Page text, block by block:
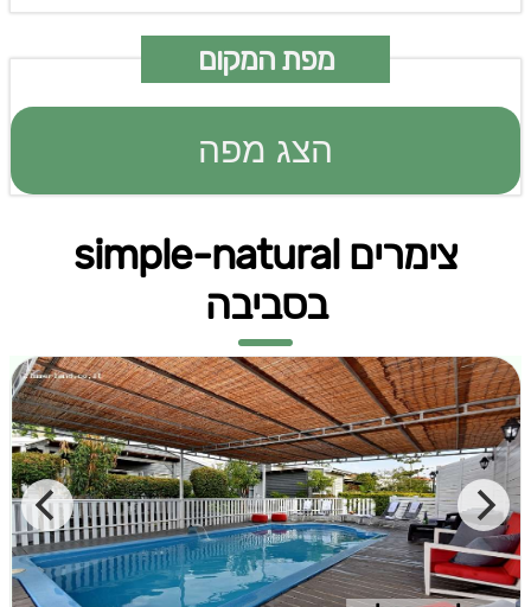
מפת המקום
הצג מפה
צימרים simple-natural
בסביבה